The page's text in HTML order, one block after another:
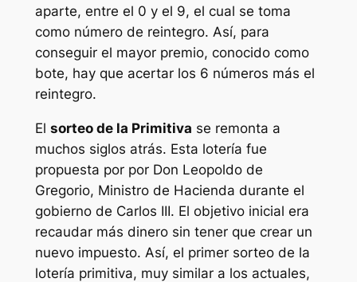
aparte, entre el 0 y el 9, el cual se toma
como número de reintegro. Así, para
conseguir el mayor premio, conocido como
bote, hay que acertar los 6 números más el
reintegro.
El sorteo de la Primitiva se remonta a
muchos siglos atrás. Esta lotería fue
propuesta por por Don Leopoldo de
Gregorio, Ministro de Hacienda durante el
gobierno de Carlos III. El objetivo inicial era
recaudar más dinero sin tener que crear un
nuevo impuesto. Así, el primer sorteo de la
lotería primitiva, muy similar a los actuales,